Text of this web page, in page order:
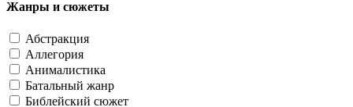
Жанры и сюжеты
Абстракция
Аллегория
Анималистика
Батальный жанр
Библейский сюжет